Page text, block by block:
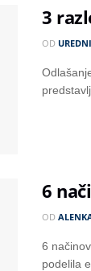
3
OD
6
OD
6
podelila